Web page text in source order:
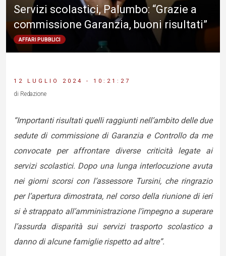
Servizi scolastici, Palumbo: “Grazie a
commissione Garanzia, buoni risultati”
AFFARI PUBBLICI
12 LUGLIO 2024 - 10:21:27
di Redazione
“Importanti risultati quelli raggiunti nell’ambito delle due
sedute di commissione di Garanzia e Controllo da me
convocate per affrontare diverse criticità legate ai
servizi scolastici. Dopo una lunga interlocuzione avuta
nei giorni scorsi con l’assessore Tursini, che ringrazio
per l’apertura dimostrata, nel corso della riunione di ieri
si è strappato all’amministrazione l’impegno a superare
l’assurda disparità sui servizi trasporto scolastico a
danno di alcune famiglie rispetto ad altre”.